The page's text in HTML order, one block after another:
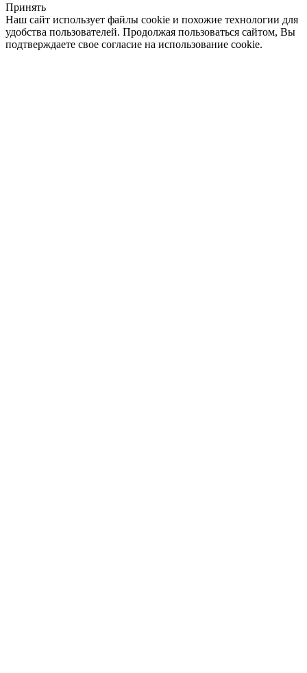
Принять
Наш сайт использует файлы cookie и похожие технологии для
удобства пользователей. Продолжая пользоваться сайтом, Вы
подтверждаете свое согласие на использование cookie.